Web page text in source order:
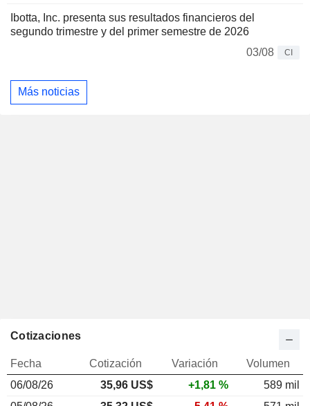
Ibotta, Inc. presenta sus resultados financieros del
segundo trimestre y del primer semestre de 2026
03/08
CI
Más noticias
Cotizaciones
Fecha Cotización Variación
Volumen
06/08/26
35,96 US$ +1,81 %
589 mil